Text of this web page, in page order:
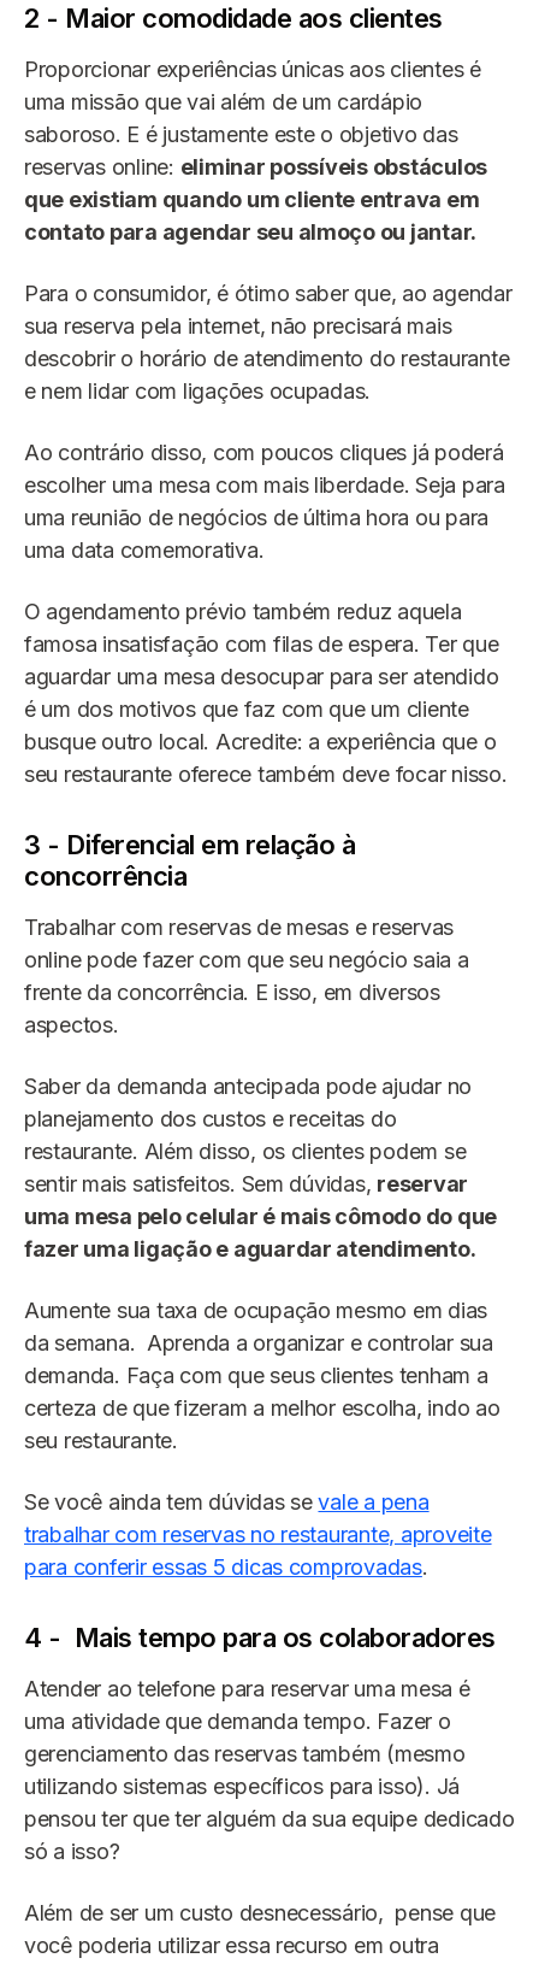
2 - Maior comodidade aos clientes
Proporcionar experiências únicas aos clientes é
uma missão que vai além de um cardápio
saboroso. E é justamente este o objetivo das
reservas online: eliminar possíveis obstáculos
que existiam quando um cliente entrava em
contato para agendar seu almoço ou jantar.
Para o consumidor, é ótimo saber que, ao agendar
sua reserva pela internet, não precisará mais
descobrir o horário de atendimento do restaurante
e nem lidar com ligações ocupadas.
Ao contrário disso, com poucos cliques já poderá
escolher uma mesa com mais liberdade. Seja para
uma reunião de negócios de última hora ou para
uma data comemorativa.
O agendamento prévio também reduz aquela
famosa insatisfação com filas de espera. Ter que
aguardar uma mesa desocupar para ser atendido
é um dos motivos que faz com que um cliente
busque outro local. Acredite: a experiência que o
seu restaurante oferece também deve focar nisso.
3 - Diferencial em relação à
concorrência
Trabalhar com reservas de mesas e reservas
online pode fazer com que seu negócio saia a
frente da concorrência. E isso, em diversos
aspectos.
Saber da demanda antecipada pode ajudar no
planejamento dos custos e receitas do
restaurante. Além disso, os clientes podem se
sentir mais satisfeitos. Sem dúvidas, reservar
uma mesa pelo celular é mais cômodo do que
fazer uma ligação e aguardar atendimento.
Aumente sua taxa de ocupação mesmo em dias
da semana. Aprenda a organizar e controlar sua
demanda. Faça com que seus clientes tenham a
certeza de que fizeram a melhor escolha, indo ao
seu restaurante.
Se você ainda tem dúvidas sevale a pena
trabalhar com reservas no restaurante, aproveite
para conferir essas 5 dicas comprovadas.
4 - Mais tempo para os colaboradores
Atender ao telefone para reservar uma mesa é
uma atividade que demanda tempo. Fazer o
gerenciamento das reservas também (mesmo
utilizando sistemas específicos para isso). Já
pensou ter que ter alguém da sua equipe dedicado
só a isso?
Além de ser um custo desnecessário, pense que
você poderia utilizar essa recurso em outra